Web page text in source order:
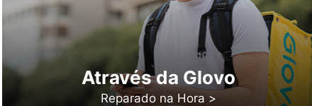
Através da Glovo
Reparado na Hora >